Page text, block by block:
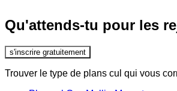
Qu'attends-tu pour les
s'inscrire gratuitement
Trouver le type de plans cul qui vous